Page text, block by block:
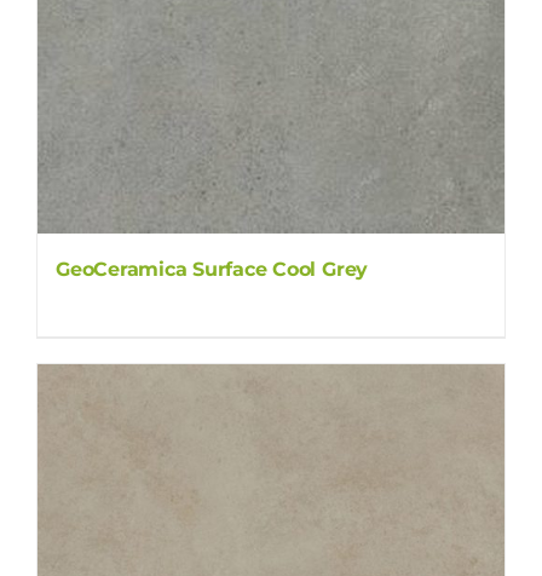
GeoCeramica Surface Cool Grey